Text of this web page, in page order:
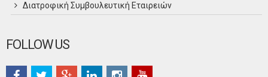
Διατροφική Συμβουλευτική Εταιρειών
FOLLOW US